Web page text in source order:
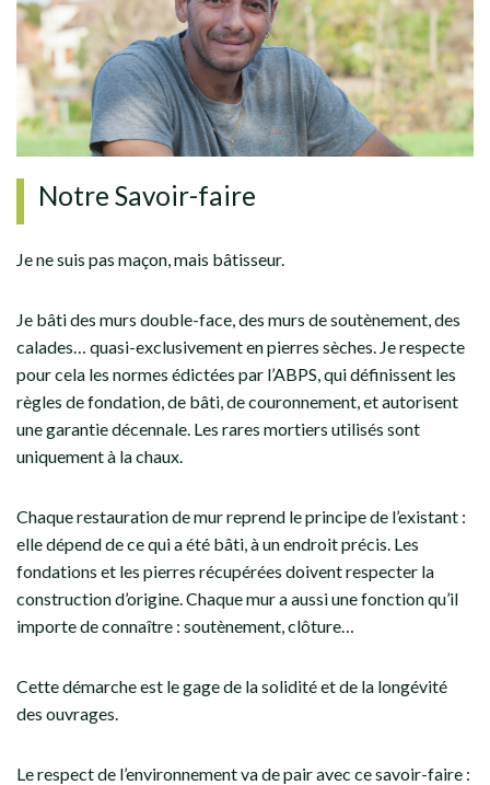
Notre Savoir-faire
Je ne suis pas maçon, mais bâtisseur.
Je bâti des murs double-face, des murs de soutènement, des
calades… quasi-exclusivement en pierres sèches. Je respecte
pour cela les normes édictées par l’ABPS, qui définissent les
règles de fondation, de bâti, de couronnement, et autorisent
une garantie décennale. Les rares mortiers utilisés sont
uniquement à la chaux.
Chaque restauration de mur reprend le principe de l’existant :
elle dépend de ce qui a été bâti, à un endroit précis. Les
fondations et les pierres récupérées doivent respecter la
construction d’origine. Chaque mur a aussi une fonction qu’il
importe de connaître : soutènement, clôture…
Cette démarche est le gage de la solidité et de la longévité
des ouvrages.
Le respect de l’environnement va de pair avec ce savoir-faire :